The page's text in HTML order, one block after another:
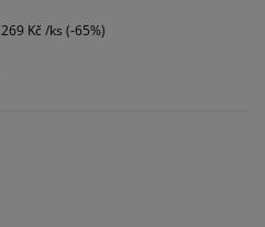
269 Kč /ks (-65%)